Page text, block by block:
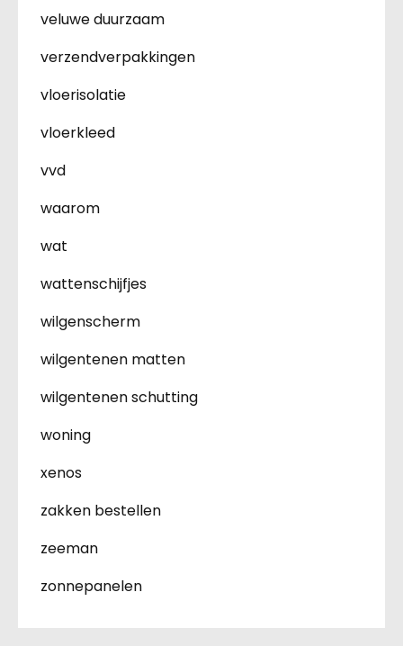
veluwe duurzaam
verzendverpakkingen
vloerisolatie
vloerkleed
vvd
waarom
wat
wattenschijfjes
wilgenscherm
wilgentenen matten
wilgentenen schutting
woning
xenos
zakken bestellen
zeeman
zonnepanelen